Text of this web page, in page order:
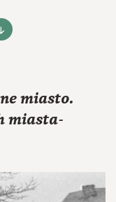
miasto.
miasta-